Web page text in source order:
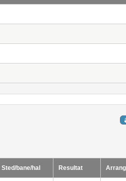
Sted/bane/hal Resultat